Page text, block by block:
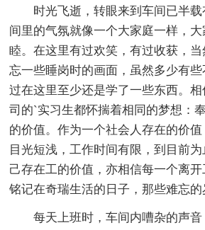
时光飞逝，转眼来到车间已半载
间里的气氛就像一个大家庭一样，
睦。在这里有过欢笑，有过收获，
忘一些睡岗时的画面，虽然多少有
过在这里至少还是学了一些东西。
司的`实习生都怀揣着相同的梦想：
的价值。作为一个社会人存在的价
目光短浅，工作时间有限，到目前
己存在工的价值，亦相信每一个离
铭记在奇瑞生活的日子，那些难忘的
每天上班时，车间内嘈杂的声音